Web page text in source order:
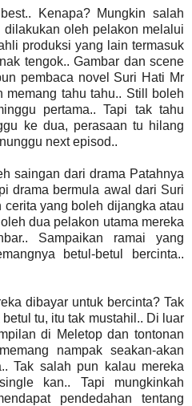
Kenapa? Mungkin salah
oleh pelakon melalui
produksi yang lain termasuk
tengok.. Gambar dan scene
pembaca novel Suri Hati Mr
tahu tahu.. Still boleh
pertama.. Tapi tak tahu
ke dua, perasaan tu hilang
next episod..
saingan dari drama Patahnya
drama bermula awal dari Suri
cerita yang boleh dijangka atau
dua pelakon utama mereka
Sampaikan ramai yang
betul-betul bercinta..
dibayar untuk bercinta? Tak
tu, itu tak mustahil.. Di luar
di Meletop dan tontonan
nampak seakan-akan
Tak salah pun kalau mereka
kan.. Tapi mungkinkah
pendedahan tentang